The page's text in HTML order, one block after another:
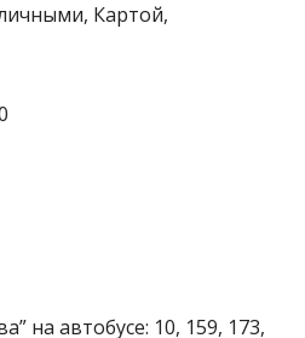
Картой,
на автобусе: 10, 159, 173,